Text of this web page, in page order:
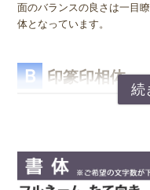
面のバランスの良さは一目
体となっています。
Ｂ 印篆印相体 （
字を折